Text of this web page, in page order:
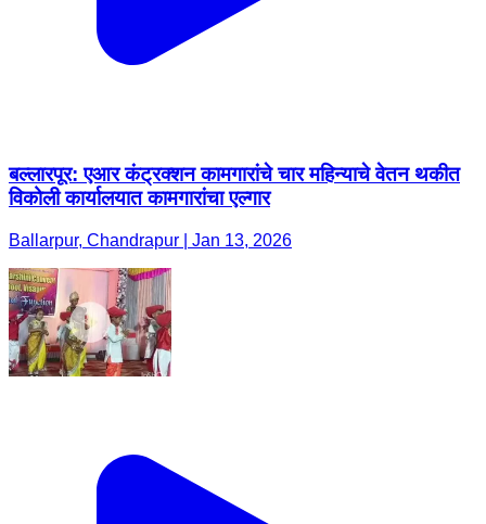
बल्लारपूर: एआर कंट्रक्शन कामगारांचे चार महिन्याचे वेतन थकीत
विकोली कार्यालयात कामगारांचा एल्गार
Ballarpur, Chandrapur | Jan 13, 2026